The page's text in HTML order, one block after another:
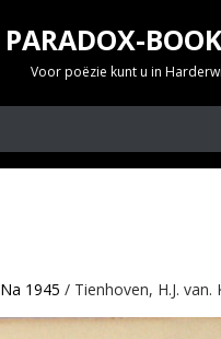
PARADOX-
Voor poëzie kunt u in
Na 1945 / Tienhoven, H.J. van.